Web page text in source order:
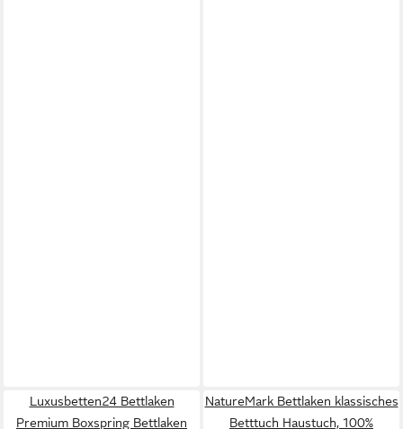
Luxusbetten24 Bettlaken
Premium Boxspring Bettlaken
NatureMark Bettlaken klassisches
Betttuch Haustuch, 100%